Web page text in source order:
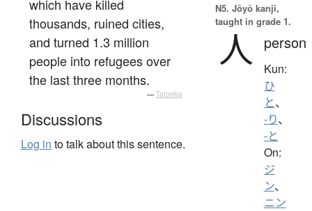
which have killed
thousands, ruined cities,
and turned 1.3 million
people into refugees over
the last three months.
— Tatoeba
Discussions
Log in to talk about this sentence.
N5. Jōyō kanji,
taught in grade 1.
人 person
Kun:
ひ
と、
-り、
-と
On:
ジ
ン、
ニン